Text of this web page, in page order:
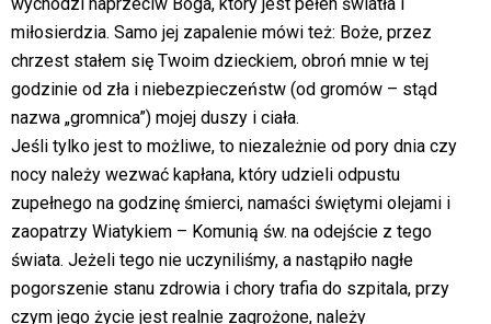
miłosierdzia. Samo jej zapalenie mówi też: Boże, przez
chrzest stałem się Twoim dzieckiem, obroń mnie w tej
godzinie od zła i niebezpieczeństw (od gromów – stąd
nazwa „gromnica”) mojej duszy i ciała.
Jeśli tylko jest to możliwe, to niezależnie od pory dnia czy
nocy należy wezwać kapłana, który udzieli odpustu
zupełnego na godzinę śmierci, namaści świętymi olejami i
zaopatrzy Wiatykiem – Komunią św. na odejście z tego
świata. Jeżeli tego nie uczyniliśmy, a nastąpiło nagłe
pogorszenie stanu zdrowia i chory trafia do szpitala, przy
czym jego życie jest realnie zagrożone, należy